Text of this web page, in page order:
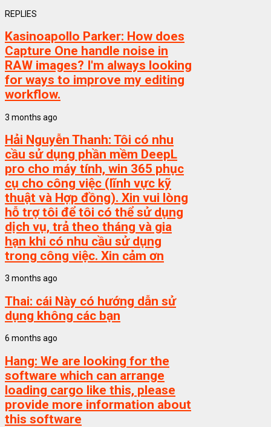
REPLIES
Kasinoapollo Parker: How does
Capture One handle noise in
RAW images? I'm always looking
for ways to improve my editing
workflow.
3 months ago
Hải Nguyễn Thanh: Tôi có nhu
cầu sử dụng phần mềm DeepL
pro cho máy tính, win 365 phục
cụ cho công việc (lĩnh vực kỹ
thuật và Hợp đồng). Xin vui lòng
hỗ trợ tôi để tôi có thể sử dụng
dịch vụ, trả theo tháng và gia
hạn khi có nhu cầu sử dụng
trong công việc. Xin cảm ơn
3 months ago
Thai: cái Này có hướng dẫn sử
dụng không các bạn
6 months ago
Hang: We are looking for the
software which can arrange
loading cargo like this, please
provide more information about
this software